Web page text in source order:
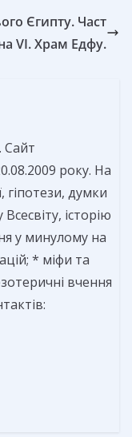
Єгипту. Част
VI. Храм Едфу.
Сайт
року. На
гіпотези, думки
історію
у минулому на
* міфи та
вчення